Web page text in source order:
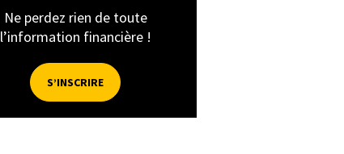
Ne perdez rien de toute
l’information financière !
S’INSCRIRE